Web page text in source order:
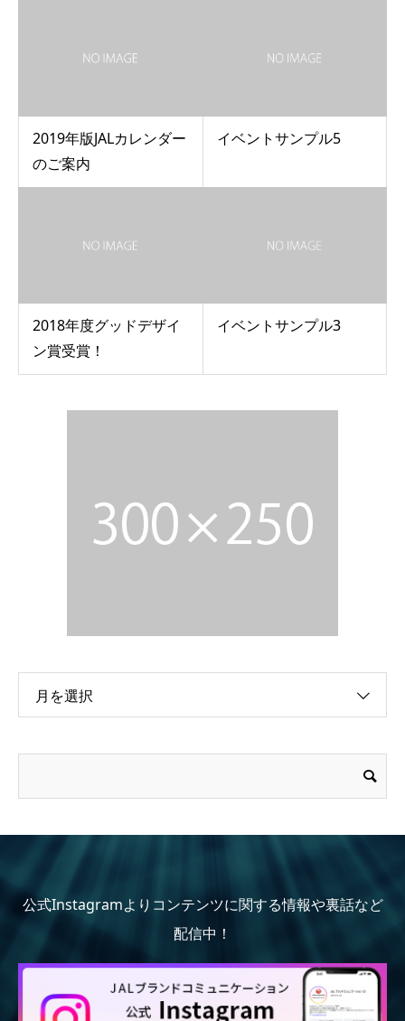
2019年版JALカレンダー
のご案内
イベントサンプル5
2018年度グッドデザイ
ン賞受賞！
イベントサンプル3
月を選択
公式Instagramよりコンテンツに関する情報や裏話など
配信中！